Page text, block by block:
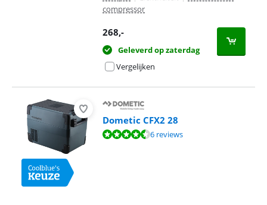
compressor
268,-
Geleverd op zaterdag
Vergelijken
Dometic CFX2 28
Beoordeling is 9,3 van de 10, gebaseerd op 6 reviews.
6 reviews